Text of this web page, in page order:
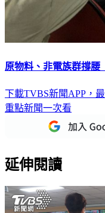
原物料、非電族群撐
下載TVBS新聞APP，
重點新聞一次看
延伸閱讀